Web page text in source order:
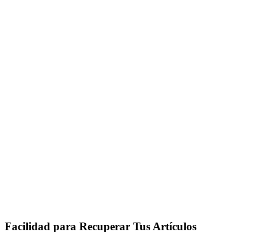
Facilidad para Recuperar Tus Artículos